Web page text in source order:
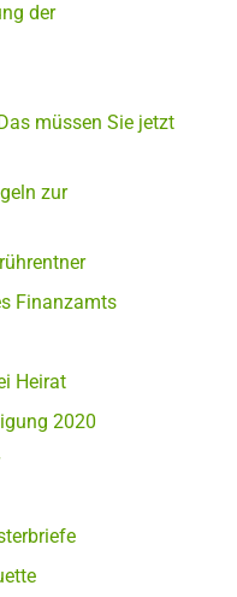
der
müssen Sie jetzt
zur
Finanzamts
Heirat
2020